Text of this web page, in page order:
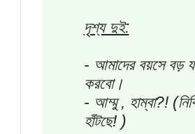
দৃশ্য দুই:
- আমাদের বয়সে বড়
করবো।
- আম্মু , হাম্বা?!
হাঁটছে! )